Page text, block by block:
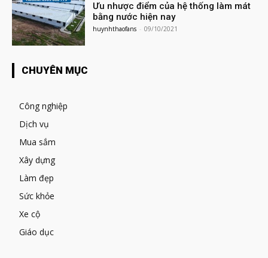
Ưu nhược điểm của hệ thống làm mát
bằng nước hiện nay
huynhthaofans - 09/10/2021
CHUYÊN MỤC
Công nghiệp
Dịch vụ
Mua sắm
Xây dựng
Làm đẹp
Sức khỏe
Xe cộ
Giáo dục